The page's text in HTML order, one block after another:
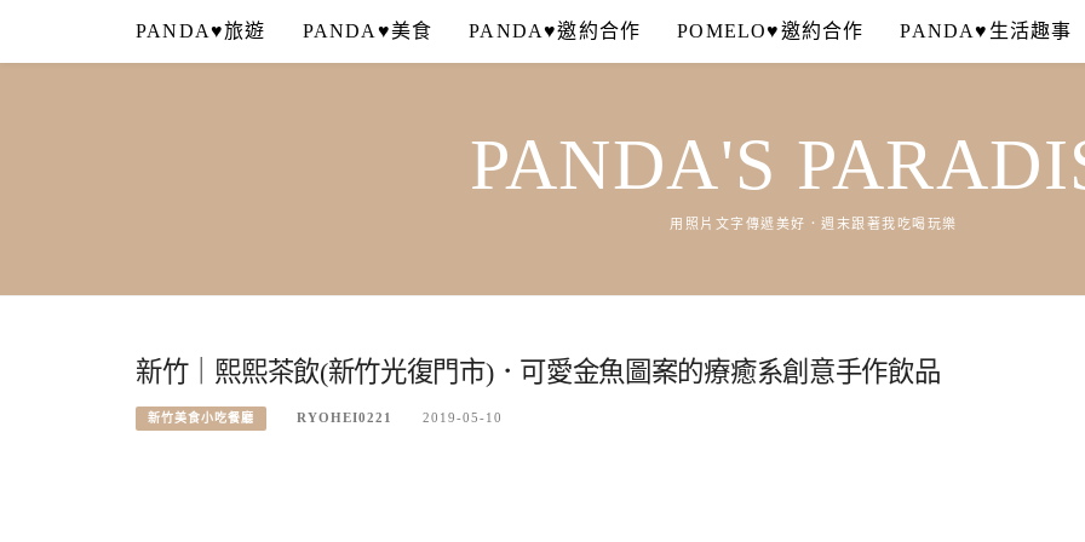
content
PANDA♥旅遊 PANDA♥美食 PANDA♥邀約合作 POMELO♥邀約合作 PANDA♥生活趣事
PANDA'S
用照片文字傳遞美好．週末跟著我吃喝玩樂
新竹｜熙熙茶飲(新竹光復門市)．可愛金魚圖案的療癒系創意手作飲品
新竹美食小吃餐廳 RYOHEI0221 2019-05-10